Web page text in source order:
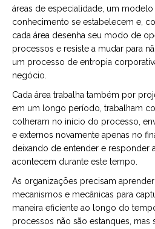
áreas de especialidade, um
conhecimento se estabelecem e,
cada área desenha seu modo de
processos e resiste a mudar para
um processo de entropia
negócio.
Cada área trabalha também por
em um longo período, trabalham
colheram no início do processo,
e externos novamente apenas no
deixando de entender e responder
acontecem durante este tempo.
As organizações precisam
mecanismos e mecânicas para
maneira eficiente ao longo do
processos não são estanques,